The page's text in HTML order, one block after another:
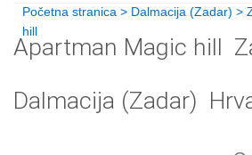
Početna stranica > Dalmacija (Zadar) >
hill
Apartman Magic hill
Dalmacija (Zadar)